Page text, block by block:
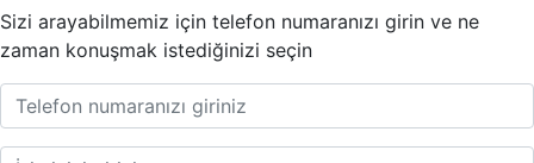
Sizi arayabilmemiz için telefon numaranızı girin ve ne
zaman konuşmak istediğinizi seçin